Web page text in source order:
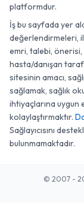
platformdur.
İş bu sayfada yer
değerlendirmeleri,
emri, talebi, önerisi,
hasta/danışan
sitesinin amacı,
sağlamak, sağlık
ihtiyaçlarına uygun
kolaylaştırmaktır.
Sağlayıcısını
bulunmamaktadır.
© 2007 -